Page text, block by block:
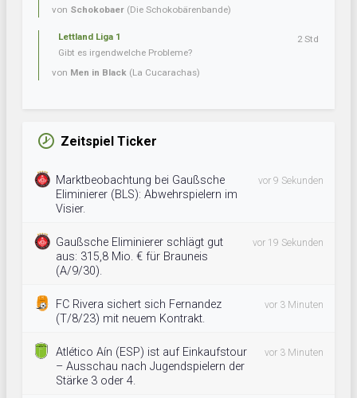
von Schokobaer (Die Schokobärenbande)
Lettland Liga 1
Gibt es irgendwelche Probleme?
von Men in Black (La Cucarachas)
2 Std
Zeitspiel Ticker
Marktbeobachtung bei Gaußsche
Eliminierer (BLS): Abwehrspielern im
Visier.
vor 9 Sekunden
Gaußsche Eliminierer schlägt gut
aus: 315,8 Mio. € für Brauneis
(A/9/30).
vor 19 Sekunden
FC Rivera sichert sich Fernandez
(T/8/23) mit neuem Kontrakt.
vor 3 Minuten
Atlético Aín (ESP) ist auf Einkaufstour
– Ausschau nach Jugendspielern der
Stärke 3 oder 4.
vor 3 Minuten